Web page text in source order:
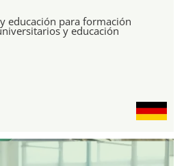
educación para formación
y educación